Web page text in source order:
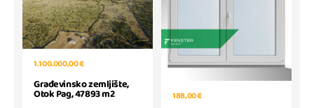
1.100.000,00 €
Građevinsko zemljište,
Otok Pag, 47893 m2 188,00 €